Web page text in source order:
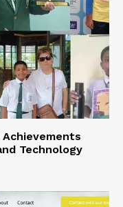
Achievements
Technology